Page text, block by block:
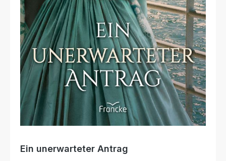
Ein unerwarteter Antrag